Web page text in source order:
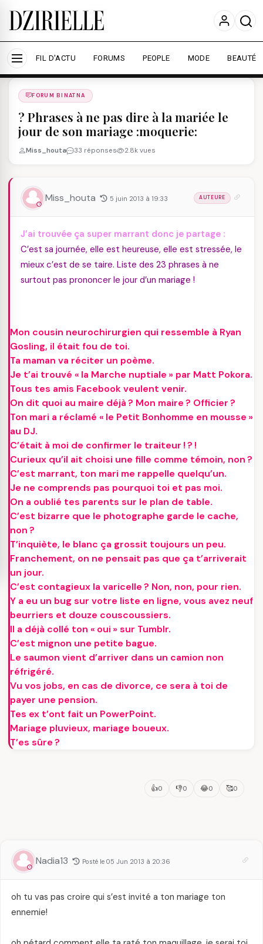
Nous utilisons des cookies pour améliorer votre
expérience et mesurer l'audience.
En savoir plus
Accepter tout Personnaliser
FIL D'ACTU FORUMS PEOPLE MODE BEAUTÉ
Forums
FORUM BINATNA
? Phrases à ne pas dire à la mariée le
jour de son mariage :moquerie:
Miss_houta 33 réponses 2.8k vues
Miss_houta 5 juin 2013 à 19:33 AUTEURE
J’ai trouvée ça super marrant donc je partage :
C’est sa journée, elle est heureuse, elle est stressée, le
mieux c’est de se taire. Liste des 23 phrases à ne
surtout pas prononcer le jour d’un mariage !
Mon cousin neurochirurgien qui ressemble à Ryan
Gosling, il était fou de toi.
Ta maman va réciter un poème.
Je t’ai trouvé « la Marche nuptiale » par Matt Pokora.
Tous tes amis Facebook veulent venir.
On dit quoi au maire déjà ? Mon maire ? Officier ?
Ton mari a réclamé « le Petit Bonhomme en mousse »
au DJ.
C’était à moi de confirmer le traiteur ! ? !
Curieux qu’il ait choisi une fille comme témoin, non ?
C’est marrant, ton mari me rappelle quelqu’un.
Je ne comprends pas pourquoi toi et pas moi.
On a oublié tes parents sur le plan de table.
C’est bizarre que le photographe garde le cache,
non ?
T’inquiète, le blanc ça grossit toujours un peu.
Franchement, on ne pensait pas que ça t’arriverait
un jour.
C’est contagieux la varicelle ? Non, non, pour rien.
Y a eu un bug sur votre liste en ligne, vous avez neuf
beurriers et douze couscoussiers.
Il a déjà collé ton « oui » sur Tumblr.
C’est mignon une petite bague.
Le saumon vient d’arriver dans un camion non
réfrigéré.
Vu vos jobs, en cas de divorce, ce sera à toi de
payer une pension.
Tes ex t’ont fait un PowerPoint.
Mariage pluvieux, mariage boueux.
T’es sûre ?
👍0 👎0 😂0 🥰0
Nadia13 Posté le 05 Jun 2013 à 20:36
oh tu vas pas croire qui s’est invité a ton mariage ton
ennemie!